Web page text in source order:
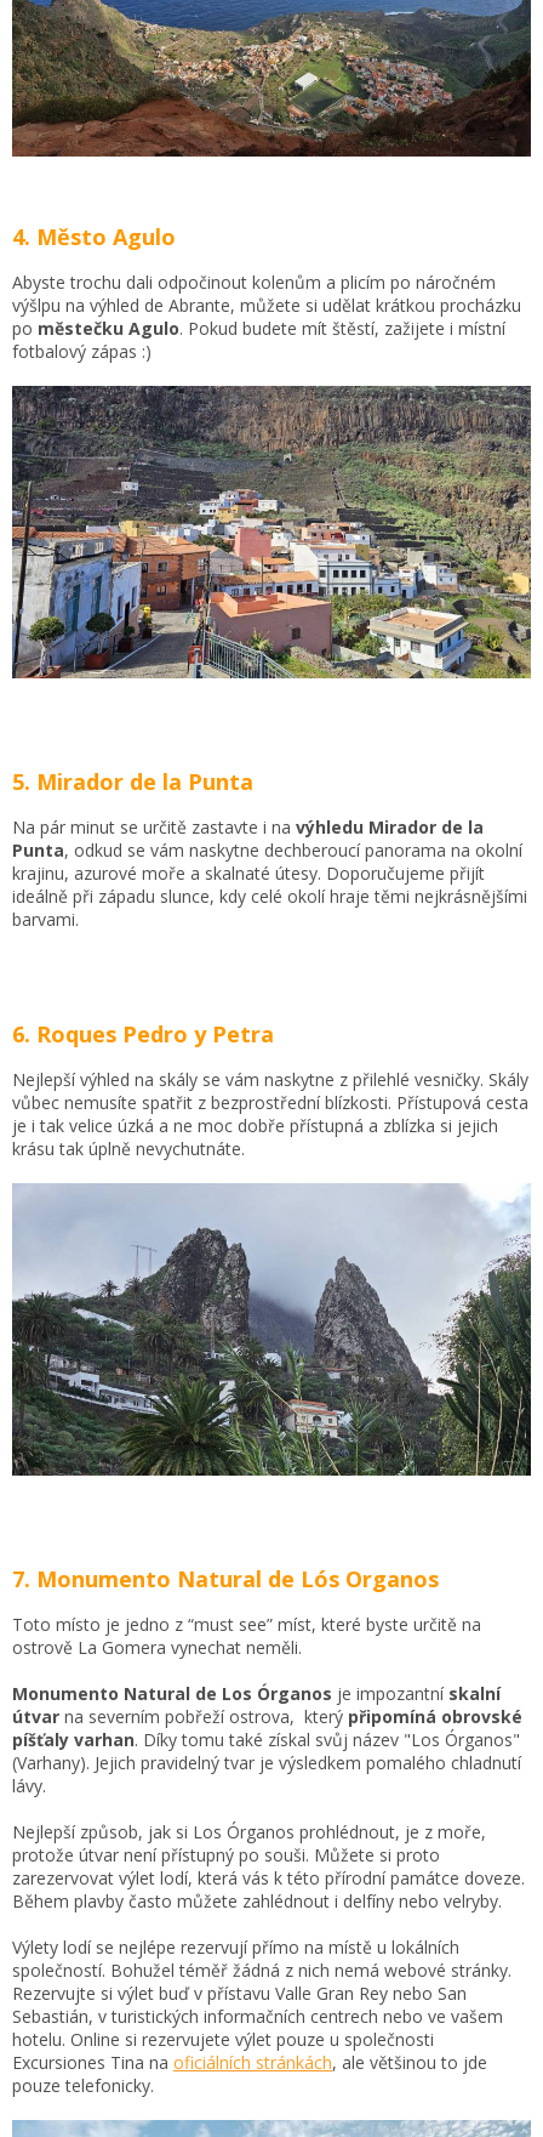
4. Město Agulo
Abyste trochu dali odpočinout kolenům a plicím po náročném
výšlpu na výhled de Abrante, můžete si udělat krátkou procházku
po městečku Agulo. Pokud budete mít štěstí, zažijete i místní
fotbalový zápas :)
5. Mirador de la Punta
Na pár minut se určitě zastavte i na výhledu Mirador de la
Punta, odkud se vám naskytne dechberoucí panorama na okolní
krajinu, azurové moře a skalnaté útesy. Doporučujeme přijít
ideálně při západu slunce, kdy celé okolí hraje těmi nejkrásnějšími
barvami.
6. Roques Pedro y Petra
Nejlepší výhled na skály se vám naskytne z přilehlé vesničky. Skály
vůbec nemusíte spatřit z bezprostřední blízkosti. Přístupová cesta
je i tak velice úzká a ne moc dobře přístupná a zblízka si jejich
krásu tak úplně nevychutnáte.
7. Monumento Natural de Lós Organos
Toto místo je jedno z “must see” míst, které byste určitě na
ostrově La Gomera vynechat neměli.
Monumento Natural de Los Órganos je impozantní skalní
útvar na severním pobřeží ostrova, který připomíná obrovské
píšťaly varhan. Díky tomu také získal svůj název "Los Órganos"
(Varhany). Jejich pravidelný tvar je výsledkem pomalého chladnutí
lávy.
Nejlepší způsob, jak si Los Órganos prohlédnout, je z moře,
protože útvar není přístupný po souši. Můžete si proto
zarezervovat výlet lodí, která vás k této přírodní památce doveze.
Během plavby často můžete zahlédnout i delfíny nebo velryby.
Výlety lodí se nejlépe rezervují přímo na místě u lokálních
společností. Bohužel téměř žádná z nich nemá webové stránky.
Rezervujte si výlet buď v přístavu Valle Gran Rey nebo San
Sebastián, v turistických informačních centrech nebo ve vašem
hotelu. Online si rezervujete výlet pouze u společnosti
Excursiones Tina na oficiálních stránkách, ale většinou to jde
pouze telefonicky.